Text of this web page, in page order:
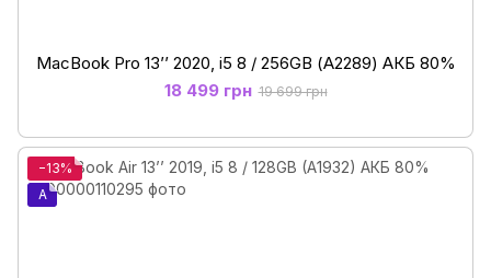
MacBook Pro 13’’ 2020, i5 8 / 256GB (А2289) АКБ 80%
18 499 грн 19 699 грн
−13%
A